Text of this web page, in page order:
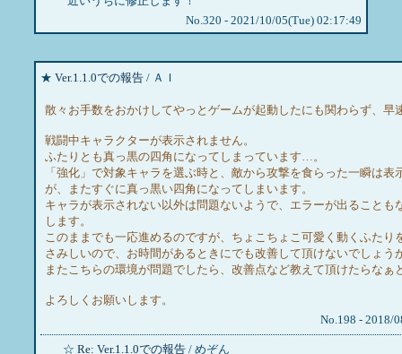
No.320 - 2021/10/05(Tue) 02:17:49
★ Ver.1.1.0での報告 / ＡＩ
散々お手数をおかけしてやっとゲームが起動したにも関わらず、
戦闘中キャラクターが表示されません。
ふたりとも真っ黒の四角になってしまっています…。
「強化」で対象キャラを選ぶ時と、敵から攻撃を食らった一瞬は表
が、またすぐに真っ黒い四角になってしまいます。
キャラが表示されない以外は問題ないようで、エラーが出ることも
します。
このままでも一応進めるのですが、ちょこちょこ可愛く動くふたり
さみしいので、お時間があるときにでも改善して頂けないでしょう
またこちらの環境が問題でしたら、改善点など教えて頂けたらなぁ
よろしくお願いします。
No.198 - 2018/
☆ Re: Ver.1.1.0での報告 / めぞん